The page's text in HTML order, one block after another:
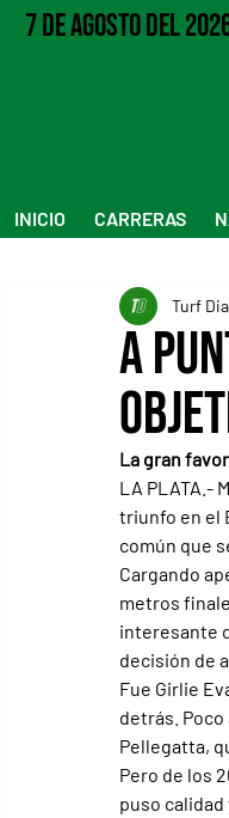
7 de Agosto del
INICIO CARRERAS
A
Turf
La gran
LA PLATA.-
triunfo en el
común que
Cargando
metros
interesante
decisión de
Fue Girlie
detrás.
Pellegatta,
Pero de los
puso calidad